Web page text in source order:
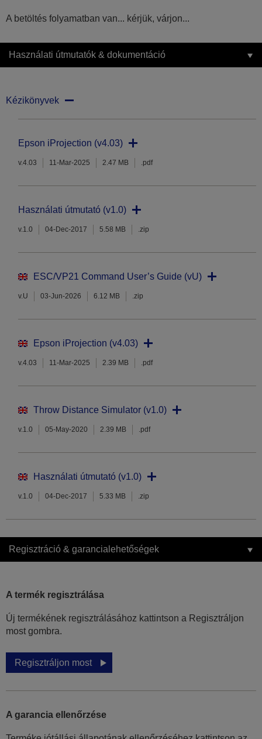
A betöltés folyamatban van... kérjük, várjon...
Használati útmutatók & dokumentáció
Kézikönyvek
Epson iProjection (v4.03)
v.4.03 11-Mar-2025 2.47 MB .pdf
Használati útmutató (v1.0)
v.1.0 04-Dec-2017 5.58 MB .zip
ESC/VP21 Command User’s Guide (vU)
v.U 03-Jun-2026 6.12 MB .zip
Epson iProjection (v4.03)
v.4.03 11-Mar-2025 2.39 MB .pdf
Throw Distance Simulator (v1.0)
v.1.0 05-May-2020 2.39 MB .pdf
Használati útmutató (v1.0)
v.1.0 04-Dec-2017 5.33 MB .zip
Regisztráció & garancialehetőségek
A termék regisztrálása
Új termékének regisztrálásához kattintson a Regisztráljon
most gombra.
Regisztráljon most
A garancia ellenőrzése